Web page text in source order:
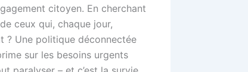
citoyen. En cherchant
ceux qui, chaque jour,
? Une politique déconnectée
sur les besoins urgents